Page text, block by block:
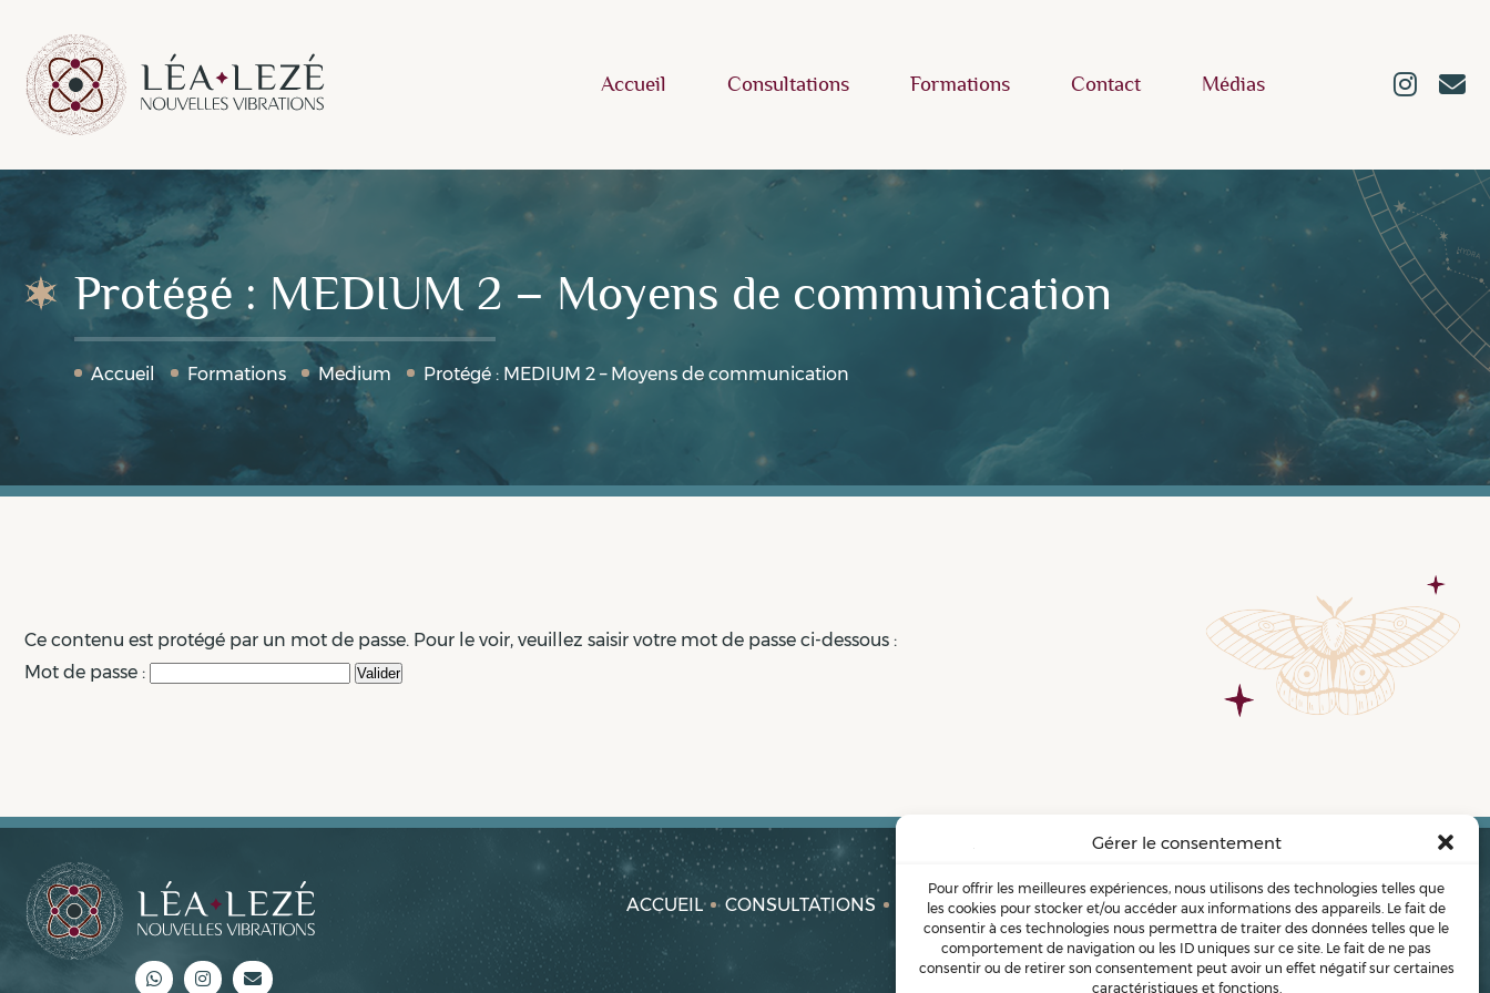
Gérer le consentement
Pour offrir les meilleures expériences, nous utilisons des technologies telles que
les cookies pour stocker et/ou accéder aux informations des appareils. Le fait de
consentir à ces technologies nous permettra de traiter des données telles que le
comportement de navigation ou les ID uniques sur ce site. Le fait de ne pas
consentir ou de retirer son consentement peut avoir un effet négatif sur certaines
caractéristiques et fonctions.
Accueil Consultations Formations Contact Médias
Protégé : MEDIUM 2 – Moyens de communication
Accueil Formations Medium Protégé : MEDIUM 2 – Moyens de communication
Ce contenu est protégé par un mot de passe. Pour le voir, veuillez saisir votre mot de passe ci-dessous :
Mot de passe :
ACCUEIL CONSULTATIONS FORMATIONS BLOG PODCAST CONFÉRENCES CONTACT
Cookies